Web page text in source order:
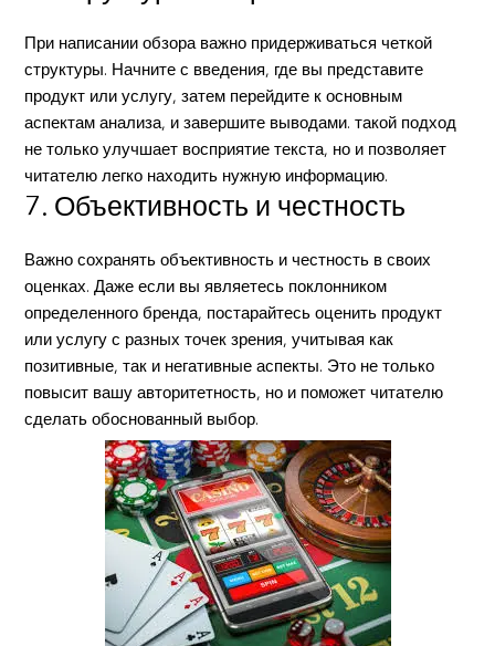
При написании обзора важно придерживаться четкой
структуры. Начните с введения, где вы представите
продукт или услугу, затем перейдите к основным
аспектам анализа, и завершите выводами. такой подход
не только улучшает восприятие текста, но и позволяет
читателю легко находить нужную информацию.
7. Объективность и честность
Важно сохранять объективность и честность в своих
оценках. Даже если вы являетесь поклонником
определенного бренда, постарайтесь оценить продукт
или услугу с разных точек зрения, учитывая как
позитивные, так и негативные аспекты. Это не только
повысит вашу авторитетность, но и поможет читателю
сделать обоснованный выбор.